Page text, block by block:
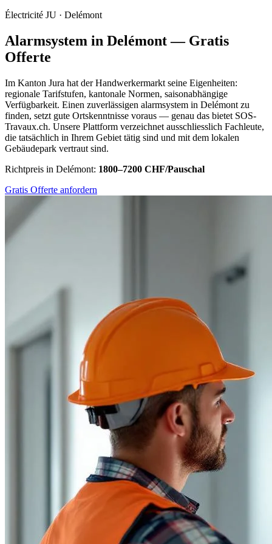
Électricité JU · Delémont
Alarmsystem in Delémont — Gratis
Offerte
Im Kanton Jura hat der Handwerkermarkt seine Eigenheiten:
regionale Tarifstufen, kantonale Normen, saisonabhängige
Verfügbarkeit. Einen zuverlässigen alarmsystem in Delémont zu
finden, setzt gute Ortskenntnisse voraus — genau das bietet SOS-
Travaux.ch. Unsere Plattform verzeichnet ausschliesslich Fachleute,
die tatsächlich in Ihrem Gebiet tätig sind und mit dem lokalen
Gebäudepark vertraut sind.
Richtpreis in Delémont: 1800–7200 CHF/Pauschal
Gratis Offerte anfordern